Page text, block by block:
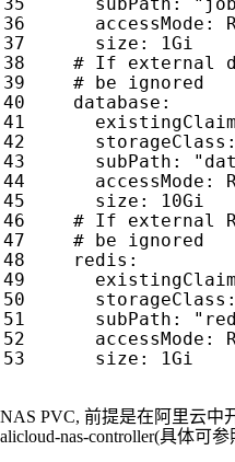
accessMode :
size :
1Gi
# If external
# be ignored
database :
existingClaim
storageClass :
subPath :
accessMode :
size :
10Gi
# If external
# be ignored
redis :
existingClaim
storageClass :
subPath :
accessMode :
size : 1Gi
NAS PVC, 前提是在阿里云中
alicloud-nas-controller(具体可